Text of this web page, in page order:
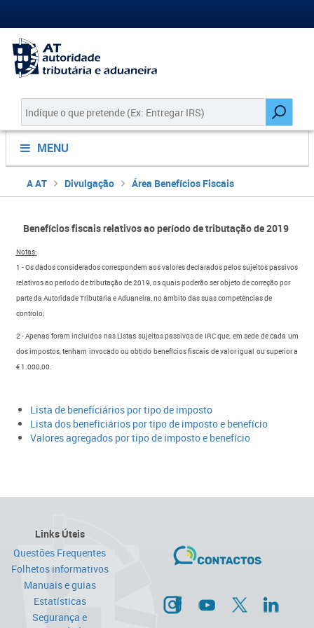
MENU
A AT Divulgação Área Benefícios Fiscais
​Benefícios fiscais relativos ao período de tributação de 2019
Notas:
1 - Os dados considerados correspondem aos valores declarados pelos sujeitos passivos
relativos ao período de tributação de 2019, os quais poderão ser objeto de correção por
parte da Autoridade Tributária e Aduaneira, no âmbito das suas competências de
controlo;
2 - Apenas foram incluídos nas Listas sujeitos passivos de IRC que, em sede de cada um
dos impostos, tenham invocado ou obtido benefícios fiscais de valor igual ou superior a
€ 1.000,00.
Lista de beneficiários por tipo de imposto
Lista dos beneficiários por tipo de imposto e benefício
Valores agregados por tipo de imposto e benefício
Links Úteis
Questões Frequentes
Folhetos informativos
Manuais e guias
Estatísticas
Segurança e